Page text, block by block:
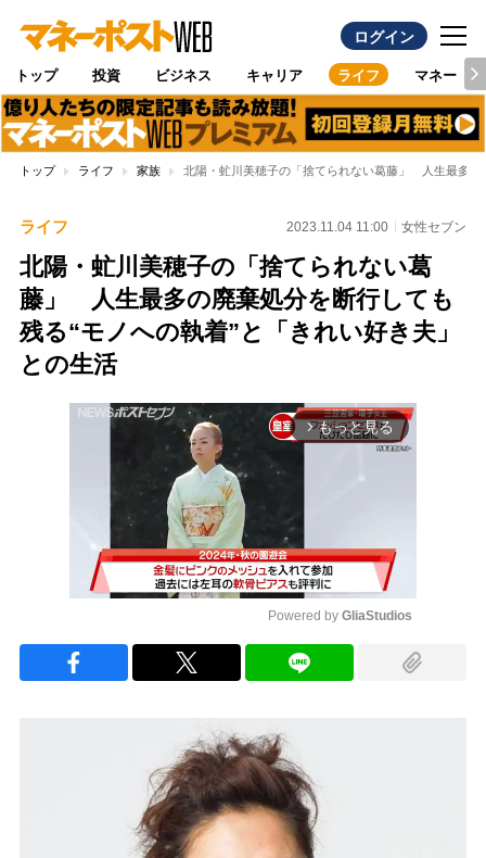
ログイン
トップ 投資 ビジネス キャリア ライフ マネー
トップ ライフ 家族 北陽・虻川美穂子の「捨てられない葛藤」 人生最多の
ライフ 2023.11.04 11:00 女性セブン
北陽・虻川美穂子の「捨てられない葛
藤」 人生最多の廃棄処分を断行しても
残る“モノへの執着”と「きれい好き夫」
との生活
arrow_forward_ios もっと見る
Powered by GliaStudios